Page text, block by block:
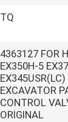
TQ
4363127 FOR
EX350H-5
EXCAVATOR
CONTROL
ORIGINAL